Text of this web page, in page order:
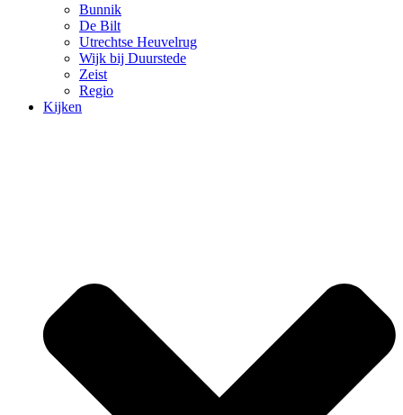
Bunnik
De Bilt
Utrechtse Heuvelrug
Wijk bij Duurstede
Zeist
Regio
Kijken